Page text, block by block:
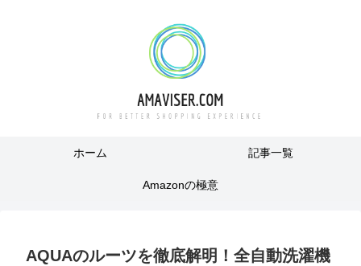
ホーム 記事一覧
Amazonの極意
AQUAのルーツを徹底解明！全自動洗濯機